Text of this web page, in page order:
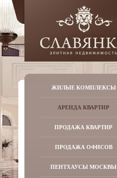
ЖИЛЫЕ КОМПЛЕКСЫ
АРЕНДА КВАРТИР
ПРОДАЖА КВАРТИР
ПРОДАЖА ОФИСОВ
ПЕНТХАУСЫ МОСКВЫ